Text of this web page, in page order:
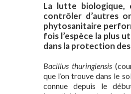
La lutte biologique,
contrôler d’autres
phytosanitaire
fois l’espèce la plus
dans la protection
Bacillus thuringiensis
que l’on trouve dans le
connue depuis le